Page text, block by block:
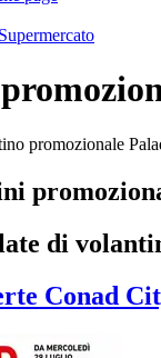
promozionale
di
Conad